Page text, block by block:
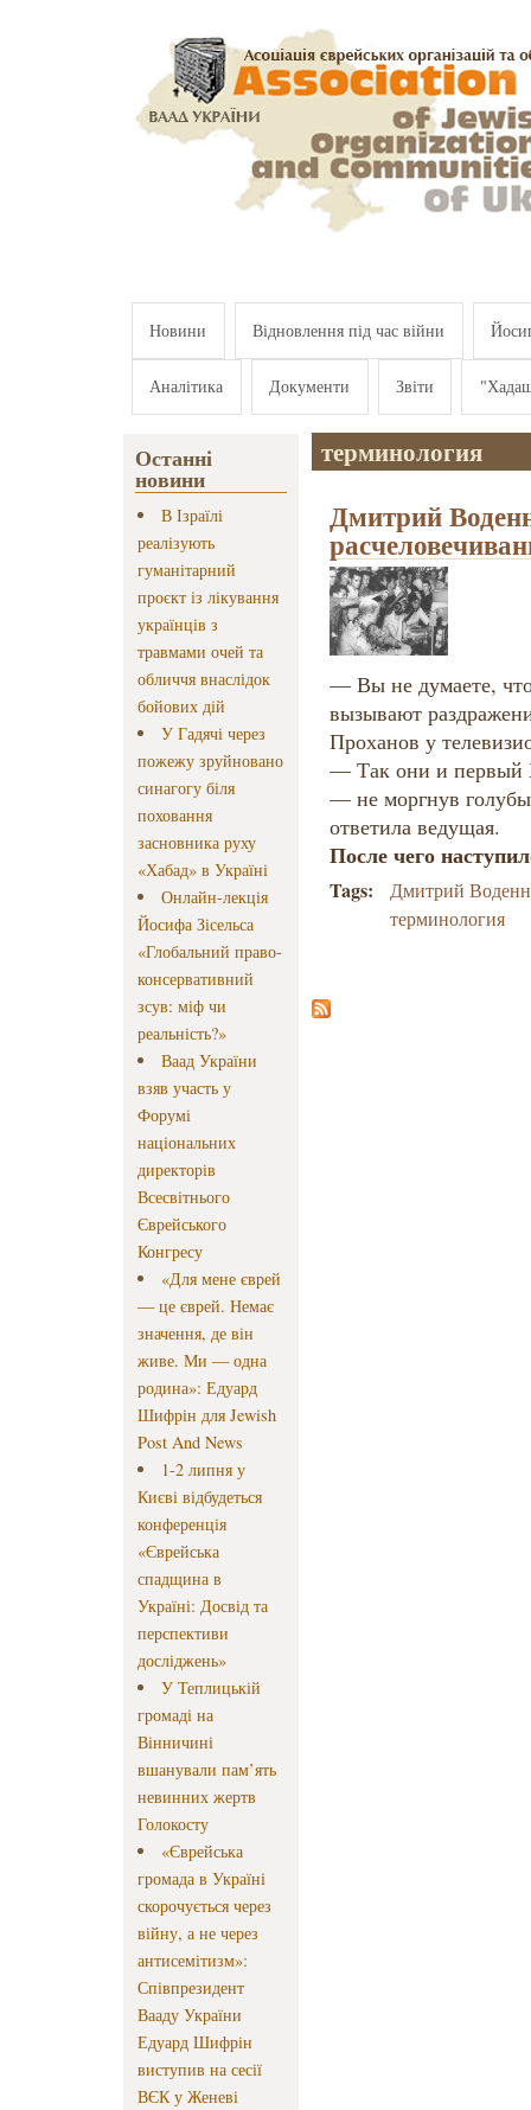
Новини Відновлення під час війни
Аналітика Документи Звіти
Останні
новини
В Ізраїлі
реалізують
гуманітарний
проєкт із лікування
українців з
травмами очей та
обличчя внаслідок
бойових дій
У Гадячі через
пожежу зруйновано
синагогу біля
поховання
засновника руху
«Хабад» в Україні
Онлайн-лекція
Йосифа Зісельса
«Глобальний право-
консервативний
зсув: міф чи
реальність?»
Ваад України
взяв участь у
Форумі
національних
директорів
Всесвітнього
Єврейського
Конгресу
«Для мене єврей
— це єврей. Немає
значення, де він
живе. Ми — одна
родина»: Едуард
Шифрін для Jewish
Post And News
1-2 липня у
Києві відбудеться
конференція
«Єврейська
спадщина в
Україні: Досвід та
перспективи
досліджень»
У Теплицькій
громаді на
Вінничині
вшанували пам’ять
невинних жертв
Голокосту
«Єврейська
громада в Україні
скорочується через
війну, а не через
антисемітизм»:
Співпрезидент
Вааду України
Едуард Шифрін
виступив на сесії
ВЄК у Женеві
терминология
Дмитрий
— Вы не думаете,
вызывают
Проханов у
— Так они и первый
— не моргнув
ответила ведущая.
После чего
Tags:
Дмитрий
терминология